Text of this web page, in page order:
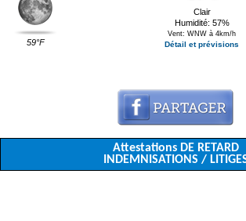
59°F
Clair
Humidité: 57%
Vent: WNW à 4km/h
Détail et prévisions
Attestations DE RETARD
INDEMNISATIONS /